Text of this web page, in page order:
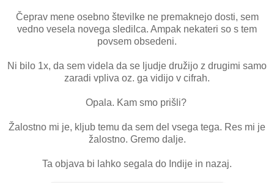
Čeprav mene osebno številke ne premaknejo dosti, sem
vedno vesela novega sledilca. Ampak nekateri so s tem
povsem obsedeni.
Ni bilo 1x, da sem videla da se ljudje družijo z drugimi samo
zaradi vpliva oz. ga vidijo v cifrah.
Opala. Kam smo prišli?
Žalostno mi je, kljub temu da sem del vsega tega. Res mi je
žalostno. Gremo dalje.
Ta objava bi lahko segala do Indije in nazaj.